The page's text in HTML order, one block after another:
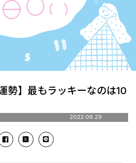
勢】最もラッキーなのは10
2022.08.29